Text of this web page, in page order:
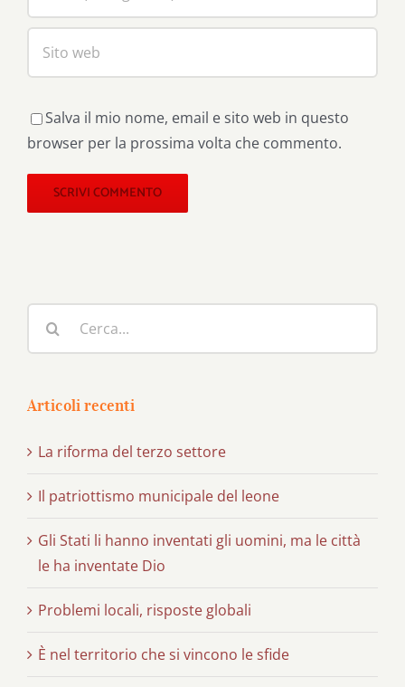
Salva il mio nome, email e sito web in questo
browser per la prossima volta che commento.
per:
Articoli recenti
La riforma del terzo settore
Il patriottismo municipale del leone
Gli Stati li hanno inventati gli uomini, ma le città
le ha inventate Dio
Problemi locali, risposte globali
È nel territorio che si vincono le sfide